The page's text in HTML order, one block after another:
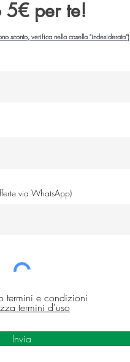
5€ per te!
sconto, verifica nella casella "indesiderata")
via WhatsApp)
termini e condizioni
termini d'uso
Invia